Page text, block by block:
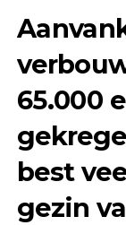
65.000
best
gezin